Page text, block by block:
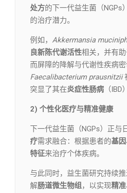
处方的下一代益生菌（NGPs
的治疗潜力。
例如， Akkermansia
良新陈代谢活性相关，并有
而屏障的降解与代谢性疾病密
Faecalibacterium prausnitzii
突显了其在炎症性肠病 （
2) 个性化医疗与精准健康
下一代益生菌（NGPs）正与
疗需求融合：根据患者的基
特征来治疗个体疾病。
与此同时，益生菌研究持续
解肠道微生物组，以实现精